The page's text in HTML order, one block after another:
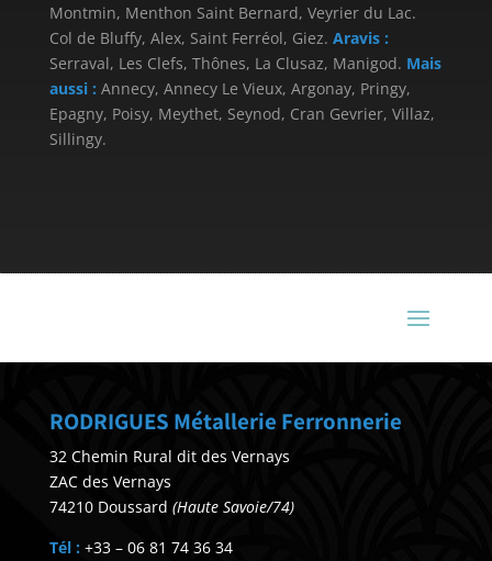
Montmin, Menthon Saint Bernard, Veyrier du Lac.
Col de Bluffy, Alex, Saint Ferréol, Giez. Aravis :
Serraval, Les Clefs, Thônes, La Clusaz, Manigod. Mais
aussi : Annecy, Annecy Le Vieux, Argonay, Pringy,
Epagny, Poisy, Meythet, Seynod, Cran Gevrier, Villaz,
Sillingy.
RODRIGUES Métallerie Ferronnerie
32 Chemin Rural dit des Vernays
ZAC des Vernays
74210 Doussard (Haute Savoie/74)
Tél : +33 – 06 81 74 36 34